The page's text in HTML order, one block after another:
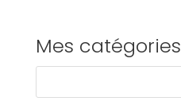
Mes catégories